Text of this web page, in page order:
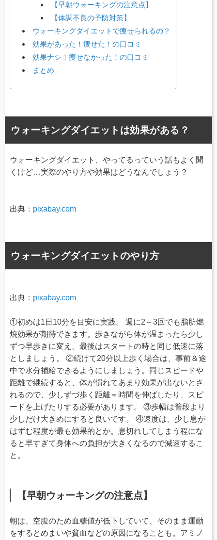
【早朝ウォーキングの注意点】
【体調不良の予防対策】
ウォーキングダイエットで痩せられるの？
効果があった！痩せた！の口コミ
効果ナシ！痩せなかった！の口コミ
まとめ
ウォーキングダイエットは効果がある？
ウォーキングダイエット、やってるっていう話もよく聞
くけど…実際のやり方や効果はどうなんでしょう？
出典： pixabay.com
ウォーキングダイエットのやり方
出典： pixabay.com
①初めは1日10分を目安に実践。 週に2～3回でも脂肪燃
焼効果が期待できます。歩きながら体が温まったら少し
ずつ早歩きに変え、最後はスタートの時と同じ低速に落
としましょう。 ②続けて20分以上歩く場合は、事前＆途
中で水分補給できるようにしましょう。同じスピードや
距離で継続すると、体が慣れてあまり効果が出ないとさ
れるので、少しずづ歩く距離＝時間を伸ばしたり、スピ
ードを上げたりする必要があります。 ③歩幅は普段より
少しだけ大きめにすると良いです。 ④速度は、少し息が
はずむ程度が最も効果的とか。息切れしてしまう程にな
ると早すぎて身体への負担が大きくなるので減速するこ
と。
【早朝ウォーキングの注意点】
朝は、空腹のため血糖値が低下していて、そのまま運動
をするとめまいや貧血などの原因になることも。アミノ